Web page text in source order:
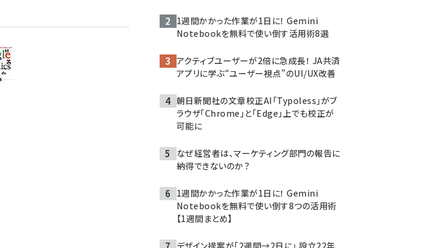
1週間かかった作業が1日に！ Gemini
Notebookを無料で使い倒す活用術8選
アクティブユーザーが2倍に急成長！ JA共済
アプリに学ぶ“ユーザー視点”のUI/UX改善
朝日新聞社の文章校正AI「Typoless」がブ
ラウザ「Chrome」と「Edge」上でも校正が
可能に
なぜ経営者は、マーケティング部門の報告に
納得できないのか？
1週間かかった作業が1日に！ Gemini
Notebookを無料で使い倒す8つの活用術
【1週間まとめ】
デザイン提案が「2週間→2日に」 設立22年